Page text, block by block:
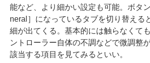
能など、より細かい設定も可能。ボタ
neral］になっているタブを切り替える
細が出てくる。基本的には触らなくて
ントローラー自体の不調などで微調整
該当する項目を見てみるといい。